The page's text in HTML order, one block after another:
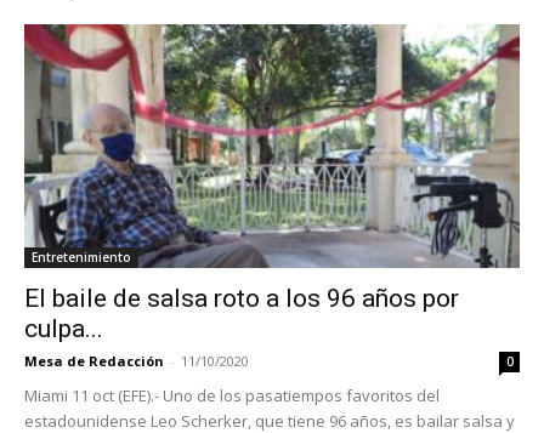
Entretenimiento
El baile de salsa roto a los 96 años por
culpa...
Mesa de Redacción - 11/10/2020 0
Miami 11 oct (EFE).- Uno de los pasatiempos favoritos del
estadounidense Leo Scherker, que tiene 96 años, es bailar salsa y